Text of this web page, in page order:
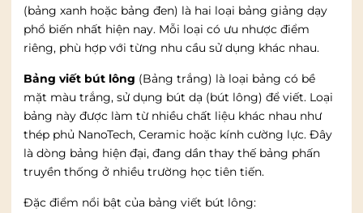
(bảng xanh hoặc bảng đen) là hai loại bảng giảng dạy
phổ biến nhất hiện nay. Mỗi loại có ưu nhược điểm
riêng, phù hợp với từng nhu cầu sử dụng khác nhau.
Bảng viết bút lông (Bảng trắng) là loại bảng có bề
mặt màu trắng, sử dụng bút dạ (bút lông) để viết. Loại
bảng này được làm từ nhiều chất liệu khác nhau như
thép phủ NanoTech, Ceramic hoặc kính cường lực. Đây
là dòng bảng hiện đại, đang dần thay thế bảng phấn
truyền thống ở nhiều trường học tiên tiến.
Đặc điểm nổi bật của bảng viết bút lông: